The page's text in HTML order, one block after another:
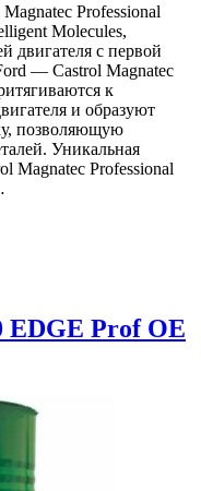
Professional
Molecules,
двигателя с первой
— Castrol Magnatec
к
и образуют
позволяющую
Уникальная
Magnatec Professional
EDGE Prof OE